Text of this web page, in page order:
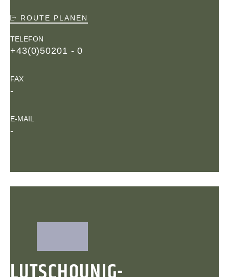
ROUTE PLANEN
TELEFON
+43(0)50201 - 0
FAX
-
E-MAIL
-